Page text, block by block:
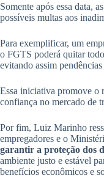
Somente após essa data,
possíveis multas aos
Para exemplificar, um
o FGTS poderá quitar
evitando assim
Essa iniciativa promove o
confiança no mercado de
Por fim, Luiz Marinho
empregadores e o
garantir a proteção dos
ambiente justo e estável
benefícios econômicos e